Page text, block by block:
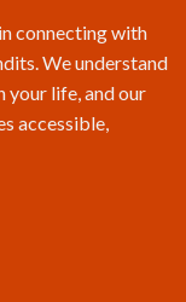
connecting with
We understand
your life, and our
accessible,